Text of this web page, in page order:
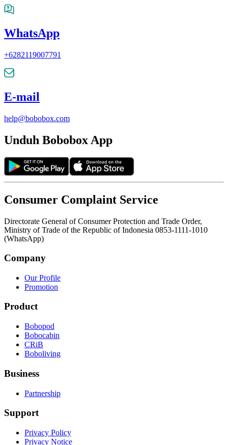
WhatsApp
+6282119007791
E-mail
help@bobobox.com
Unduh Bobobox App
Consumer Complaint Service
Directorate General of Consumer Protection and Trade Order,
Ministry of Trade of the Republic of Indonesia 0853-1111-1010
(WhatsApp)
Company
Our Profile
Promotion
Product
Bobopod
Bobocabin
CRiB
Boboliving
Business
Partnership
Support
Privacy Policy
Privacy Notice